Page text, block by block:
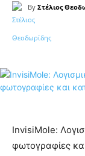
By Στέλιος
InvisiMole:
φωτογραφίες